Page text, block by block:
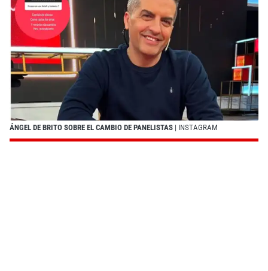
ÁNGEL DE BRITO SOBRE EL CAMBIO DE PANELISTAS | INSTAGRAM